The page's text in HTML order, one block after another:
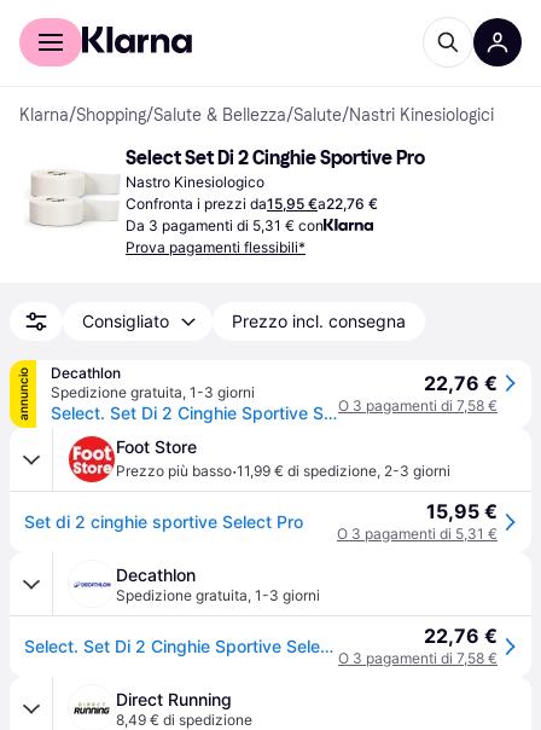
Per il tuo shopping
Klarna/Shopping/Salute & Bellezza/Salute/Nastri Kinesiologici
Select Set Di 2 Cinghie Sportive Pro
Nastro Kinesiologico
Confronta i prezzi da15,95 €a22,76 €
Da 3 pagamenti di 5,31 € con
Prova pagamenti flessibili*
Consigliato Prezzo incl. consegna
annuncio
Decathlon
Spedizione gratuita, 1-3 giorni
Select. Set Di 2 Cinghie Sportive Select Pro Fascia Ritiro Gratis - bianco - Senza taglia
22,76 €
O 3 pagamenti di 7,58 €
Foot Store
Prezzo più basso·11,99 € di spedizione, 2-3 giorni
Set di 2 cinghie sportive Select Pro 15,95 €
O 3 pagamenti di 5,31 €
Decathlon
Spedizione gratuita, 1-3 giorni
Select. Set Di 2 Cinghie Sportive Select Pro Fascia Ritiro Gratis - bianco - Senza taglia 22,76 €
O 3 pagamenti di 7,58 €
Direct Running
8,49 € di spedizione